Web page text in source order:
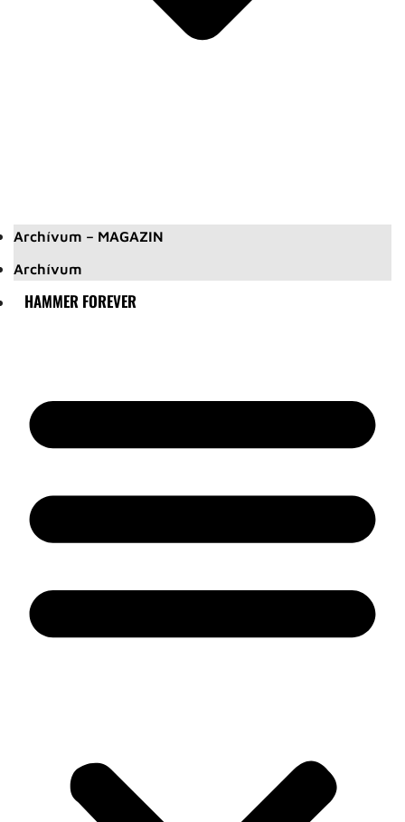
Archívum – MAGAZIN
Archívum
HAMMER FOREVER